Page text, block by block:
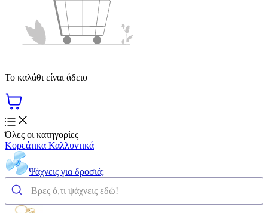
Το καλάθι είναι άδειο
Όλες οι κατηγορίες
Κορεάτικα Καλλυντικά
Ψάχνεις για δροσιά;